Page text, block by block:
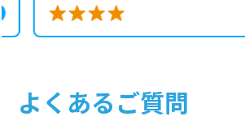
よくあるご質問